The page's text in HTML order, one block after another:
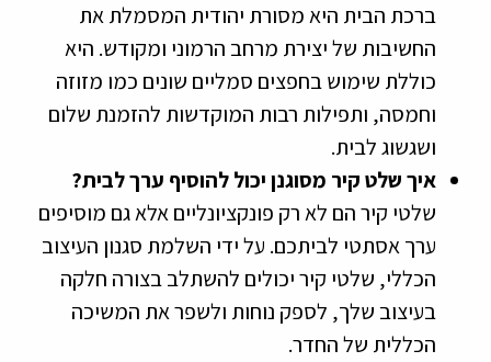
ברכת הבית היא מסורת יהודית המסמלת את
החשיבות של יצירת מרחב הרמוני ומקודש. היא
כוללת שימוש בחפצים סמליים שונים כמו מזוזה
וחמסה, ותפילות רבות המוקדשות להזמנת שלום
ושגשוג לבית.
איך שלט קיר מסוגנן יכול להוסיף ערך לבית?
שלטי קיר הם לא רק פונקציונליים אלא גם מוסיפים
ערך אסתטי לביתכם. על ידי השלמת סגנון העיצוב
הכללי, שלטי קיר יכולים להשתלב בצורה חלקה
בעיצוב שלך, לספק נוחות ולשפר את המשיכה
הכללית של החדר.